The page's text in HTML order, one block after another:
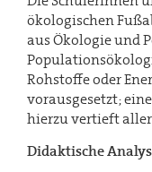
ökologischen
aus Ökologie und
Rohstoffe oder
vorausgesetzt;
hierzu vertieft
Didaktische